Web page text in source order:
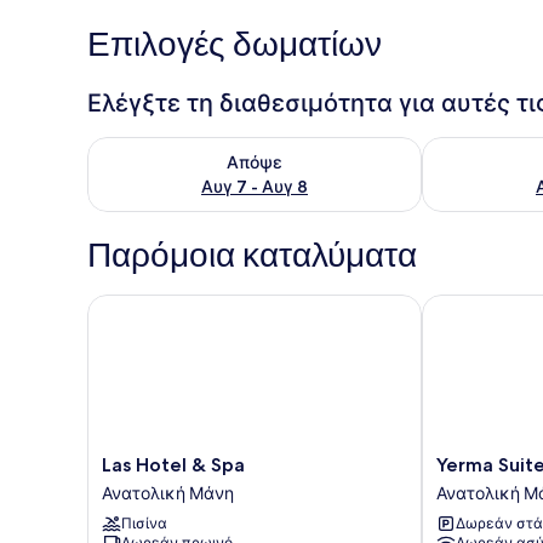
Επιλογές δωματίων
Ελέγξτε τη διαθεσιμότητα για αυτές
Απόψε
Αυγ 7 - Αυγ 8
Έλεγχος διαθεσιμότητας για απόψε Αυγ 7 - Αυγ 8
Έλεγχος
Παρόμοια καταλύματα
Las
Hotel
&
Spa
Las Hotel & Spa
Ανατολική Μάνη
Πισίνα
Las Hotel & Spa
Yerma
Suites
Limeni
Ανατολική
Yerma
Ανατολική
Δωρεάν
Yerma Suites